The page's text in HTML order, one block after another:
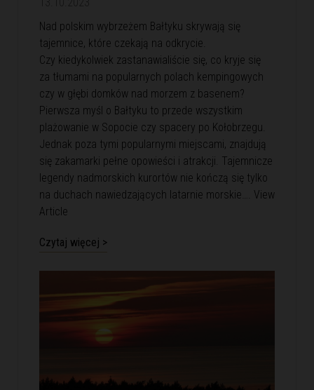
Nad polskim wybrzeżem Bałtyku skrywają się
tajemnice, które czekają na odkrycie.
Czy kiedykolwiek zastanawialiście się, co kryje się
za tłumami na popularnych polach kempingowych
czy w głębi domków nad morzem z basenem?
Pierwsza myśl o Bałtyku to przede wszystkim
plażowanie w Sopocie czy spacery po Kołobrzegu.
Jednak poza tymi popularnymi miejscami, znajdują
się zakamarki pełne opowieści i atrakcji. Tajemnicze
legendy nadmorskich kurortów nie kończą się tylko
na duchach nawiedzających latarnie morskie…. View
Article
Czytaj więcej >